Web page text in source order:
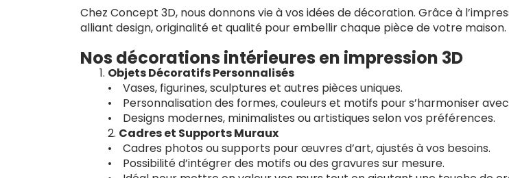
Chez Concept 3D, nous donnons vie à vos idées de décoration. Grâce à
alliant design, originalité et qualité pour embellir chaque pièce de votre maison.
Nos décorations intérieures en impression 3D
Objets Décoratifs Personnalisés
• Vases, figurines, sculptures et autres pièces uniques.
• Personnalisation des formes, couleurs et motifs pour s’harmoniser
• Designs modernes, minimalistes ou artistiques selon vos préférences.
2. Cadres et Supports Muraux
• Cadres photos ou supports pour œuvres d’art, ajustés à vos besoins.
• Possibilité d’intégrer des motifs ou des gravures sur mesure.